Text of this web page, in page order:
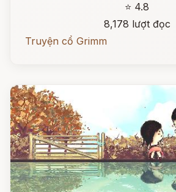
⭐ 4.8
8,178 lượt đọc
Truyện cổ Grimm